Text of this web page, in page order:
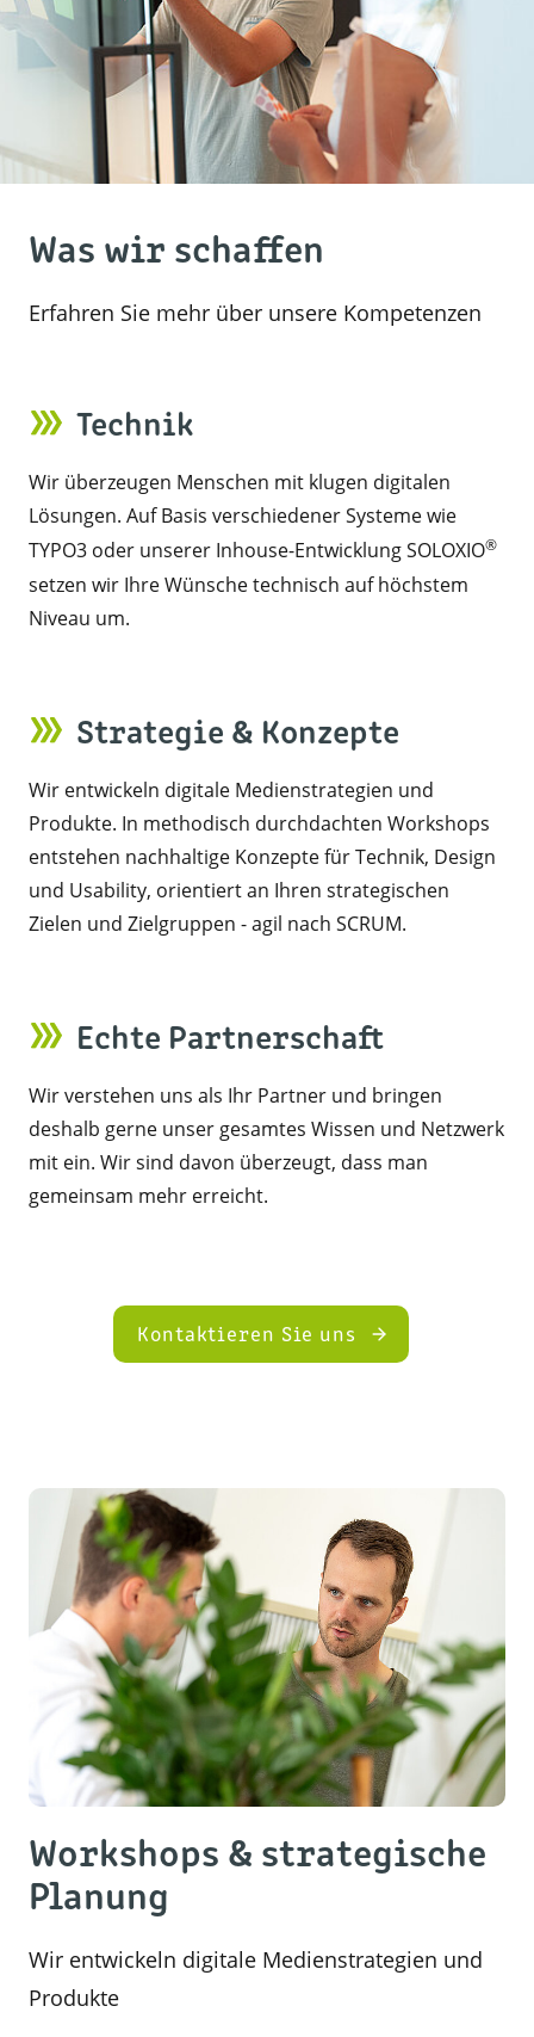
Was wir schaffen
Erfahren Sie mehr über unsere Kompetenzen
Technik
Wir überzeugen Menschen mit klugen digitalen
Lösungen. Auf Basis verschiedener Systeme wie
TYPO3 oder unserer Inhouse-Entwicklung SOLOXIO®
setzen wir Ihre Wünsche technisch auf höchstem
Niveau um.
Strategie & Konzepte
Wir entwickeln digitale Medienstrategien und
Produkte. In methodisch durchdachten Workshops
entstehen nachhaltige Konzepte für Technik, Design
und Usability, orientiert an Ihren strategischen
Zielen und Zielgruppen - agil nach SCRUM.
Echte Partnerschaft
Wir verstehen uns als Ihr Partner und bringen
deshalb gerne unser gesamtes Wissen und Netzwerk
mit ein. Wir sind davon überzeugt, dass man
gemeinsam mehr erreicht.
Kontaktieren Sie uns
Workshops & strategische
Planung
Wir entwickeln digitale Medienstrategien und
Produkte